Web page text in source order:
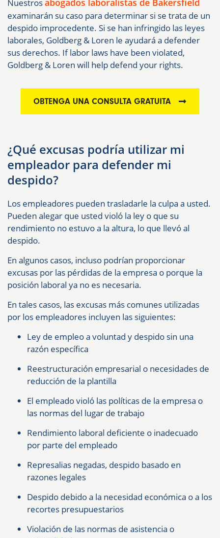
Nuestros
examinarán su caso para determinar si se trata de un
despido improcedente. Si se han infringido las leyes
laborales, Goldberg & Loren le ayudará a defender
sus derechos. If labor laws have been violated,
Goldberg & Loren will help defend your rights.
OBTENGA UNA CONSULTA GRATUITA
¿Qué excusas podría utilizar mi
empleador para defender mi
despido?
Los empleadores pueden trasladarle la culpa a usted.
Pueden alegar que usted violó la ley o que su
rendimiento no estuvo a la altura, lo que llevó al
despido.
En algunos casos, incluso podrían proporcionar
excusas por las pérdidas de la empresa o porque la
posición laboral ya no es necesaria.
En tales casos, las excusas más comunes utilizadas
por los empleadores incluyen las siguientes:
Ley de empleo a voluntad y despido sin una
razón específica
Reestructuración empresarial o necesidades de
reducción de la plantilla
El empleado violó las políticas de la empresa o
las normas del lugar de trabajo
Rendimiento laboral deficiente o inadecuado
por parte del empleado
Represalias negadas, despido basado en
razones legales
Despido debido a la necesidad económica o a los
recortes presupuestarios
Violación de las normas de asistencia o